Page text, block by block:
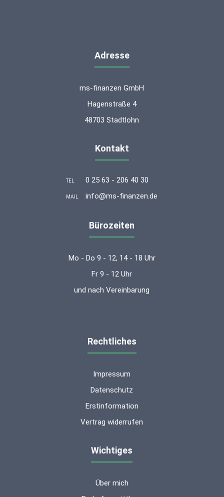
Adresse
ms-finanzen GmbH
Hagenstraße 4
48703 Stadtlohn
Kontakt
TEL 0 25 63 - 206 40 30
MAIL info@ms-finanzen.de
Bürozeiten
Mo - Do 9 - 12, 14 - 18 Uhr
Fr 9 - 12 Uhr
und nach Vereinbarung
Rechtliches
Impressum
Datenschutz
Erstinformation
Vertrag widerrufen
Wichtiges
Über mich